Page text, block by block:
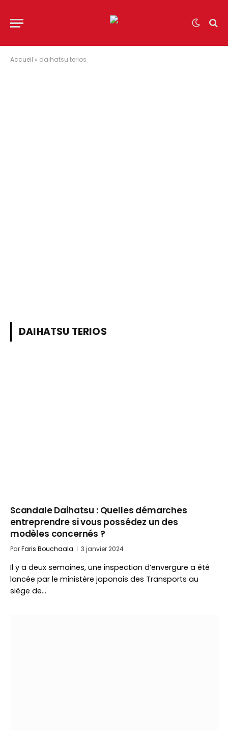
Accueil » daihatsu terios
DAIHATSU TERIOS
Scandale Daihatsu : Quelles démarches
entreprendre si vous possédez un des
modèles concernés ?
ParFaris Bouchaala 3 janvier 2024
Il y a deux semaines, une inspection d’envergure a été
lancée par le ministère japonais des Transports au
siège de…